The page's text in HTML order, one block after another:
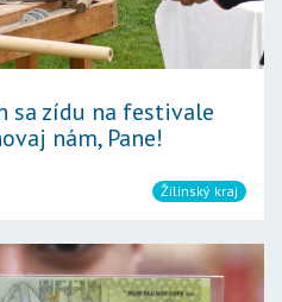
sa zídu na festivale
nám, Pane!
Žilinský kraj